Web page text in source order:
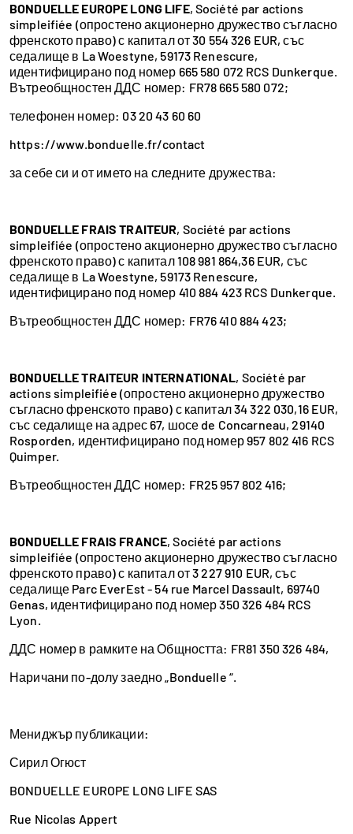
BONDUELLE EUROPE LONG LIFE, Société par actions
simpleifiée (опростено акционерно дружество съгласно
френското право) с капитал от 30 554 326 EUR, със
седалище в La Woestyne, 59173 Renescure,
идентифицирано под номер 665 580 072 RCS Dunkerque.
Вътреобщностен ДДС номер: FR78 665 580 072;
телефонен номер: 03 20 43 60 60
https://www.bonduelle.fr/contact
за себе си и от името на следните дружества:
BONDUELLE FRAIS TRAITEUR, Société par actions
simpleifiée (опростено акционерно дружество съгласно
френското право) с капитал 108 981 864,36 EUR, със
седалище в La Woestyne, 59173 Renescure,
идентифицирано под номер 410 884 423 RCS Dunkerque.
Вътреобщностен ДДС номер: FR76 410 884 423;
BONDUELLE TRAITEUR INTERNATIONAL, Société par
actions simpleifiée (опростено акционерно дружество
съгласно френското право) с капитал 34 322 030,16 EUR,
със седалище на адрес 67, шосе de Concarneau, 29140
Rosporden, идентифицирано под номер 957 802 416 RCS
Quimper.
Вътреобщностен ДДС номер: FR25 957 802 416;
BONDUELLE FRAIS FRANCE, Société par actions
simpleifiée (опростено акционерно дружество съгласно
френското право) с капитал от 3 227 910 EUR, със
седалище Parc EverEst - 54 rue Marcel Dassault, 69740
Genas, идентифицирано под номер 350 326 484 RCS
Lyon.
ДДС номер в рамките на Общността: FR81 350 326 484,
Наричани по-долу заедно „Bonduelle “.
Мениджър публикации:
Сирил Огюст
BONDUELLE EUROPE LONG LIFE SAS
Rue Nicolas Appert